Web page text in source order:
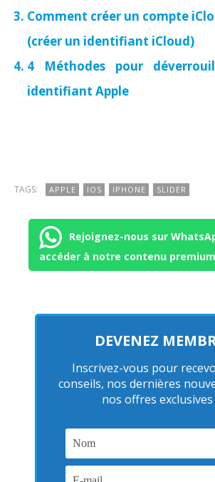
Comment créer un compte
(créer un identifiant iCloud)
4 Méthodes pour
identifiant Apple
TAGS: APPLE IOS IPHONE SLIDER
Rejoignez-nous sur
accéder à notre contenu premium
DEVENEZ
Inscrivez-vous pour
conseils, nos dernières
nos offres exclusives